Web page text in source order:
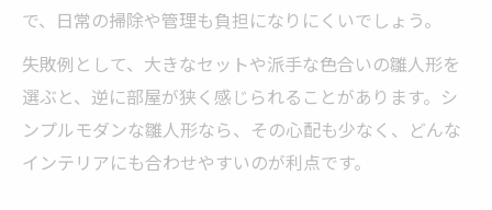
で、日常の掃除や管理も負担になりにくいでしょう。
失敗例として、大きなセットや派手な色合いの雛人形を
選ぶと、逆に部屋が狭く感じられることがあります。シ
ンプルモダンな雛人形なら、その心配も少なく、どんな
インテリアにも合わせやすいのが利点です。